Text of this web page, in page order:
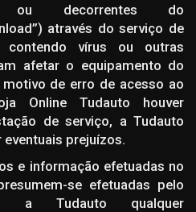
ou decorrentes do
através do serviço de
vírus ou outras
afetar o equipamento do
de erro de acesso ao
Online Tudauto houver
de serviço, a Tudauto
prejuízos.
e informação efetuadas no
se efetuadas pelo
a Tudauto qualquer